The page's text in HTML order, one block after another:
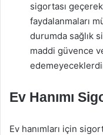
sigortası
faydalanmaları
durumda sağlık
maddi güvence
Ev Hanımı
Ev hanımları için